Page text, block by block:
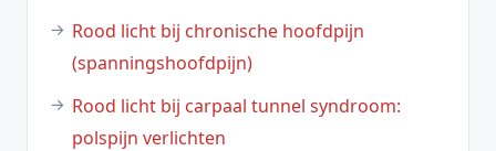
Rood licht bij chronische hoofdpijn
(spanningshoofdpijn)
Rood licht bij carpaal tunnel syndroom:
polspijn verlichten